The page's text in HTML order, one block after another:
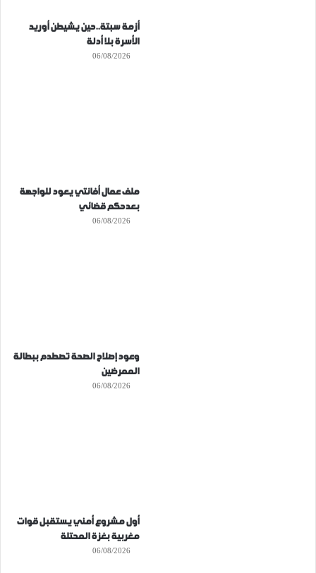
أزمة سبتة..حين يشيطن أوريد
الأسرة بلا أدلة
06/08/2026
ملف عمال أفانتي يعود للواجهة
بعدحكم قضائي
06/08/2026
وعود إصلاح الصحة تصطدم ببطالة
الممرضين
06/08/2026
أول مشروع أمني يستقبل قوات
مغربية بغزة المحتلة
06/08/2026